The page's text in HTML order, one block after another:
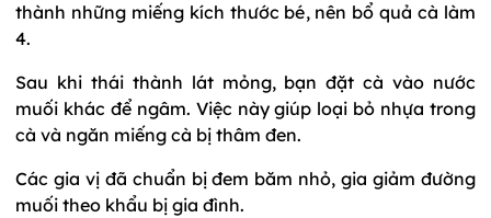
thành những miếng kích thước bé, nên bổ quả cà làm
4.
Sau khi thái thành lát mỏng, bạn đặt cà vào nước
muối khác để ngâm. Việc này giúp loại bỏ nhựa trong
cà và ngăn miếng cà bị thâm đen.
Các gia vị đã chuẩn bị đem băm nhỏ, gia giảm đường
muối theo khẩu bị gia đình.